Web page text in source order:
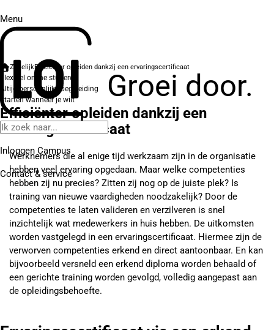
Menu
Groei door.
Inloggen Campus
Contact& service
ZakelijkEfficiënter opleiden dankzij een ervaringscertificaat
Flexibel online studeren
Altijd persoonlijke begeleiding
Starten wanneer je wilt
Efficiënter opleiden dankzij een
ervaringscertificaat
Werknemers die al enige tijd werkzaam zijn in de organisatie
hebben veel ervaring opgedaan. Maar welke competenties
hebben zij nu precies? Zitten zij nog op de juiste plek? Is
training van nieuwe vaardigheden noodzakelijk? Door de
competenties te laten valideren en verzilveren is snel
inzichtelijk wat medewerkers in huis hebben. De uitkomsten
worden vastgelegd in een ervaringscertificaat. Hiermee zijn de
verworven competenties erkend en direct aantoonbaar. En kan
bijvoorbeeld versneld een erkend diploma worden behaald of
een gerichte training worden gevolgd, volledig aangepast aan
de opleidingsbehoefte.